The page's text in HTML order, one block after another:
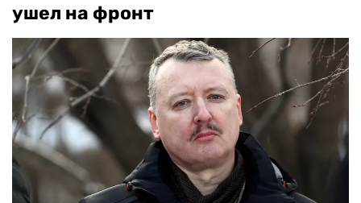
ушел на фронт